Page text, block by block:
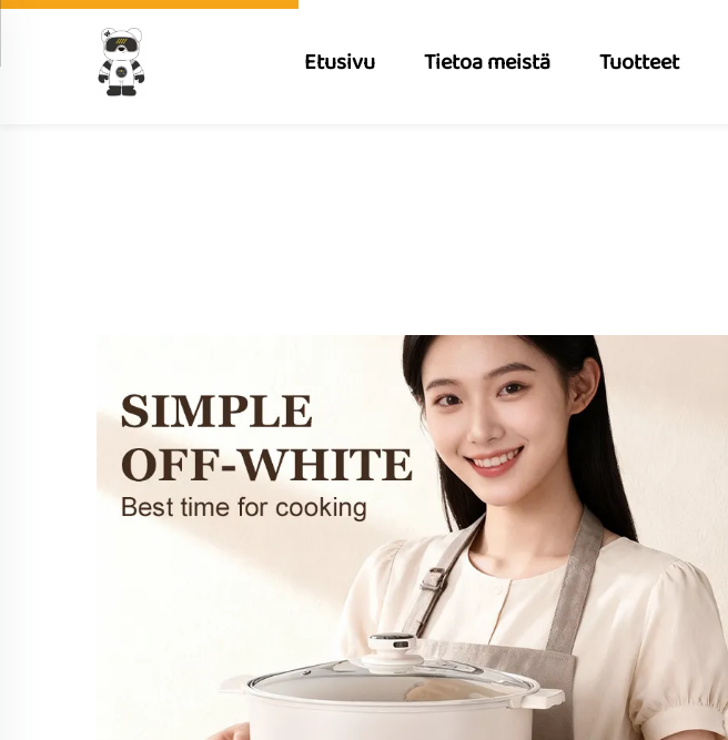
Etusivu Tietoa meistä Tuotteet